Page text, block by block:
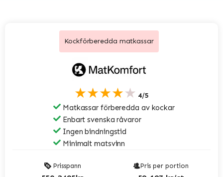
Kockförberedda matkassar
★★★★★ 4/5
Matkassar förberedda av kockar
Enbart svenska råvaror
Ingen bindningstid
Minimalt matsvinn
Prisspann Pris per portion